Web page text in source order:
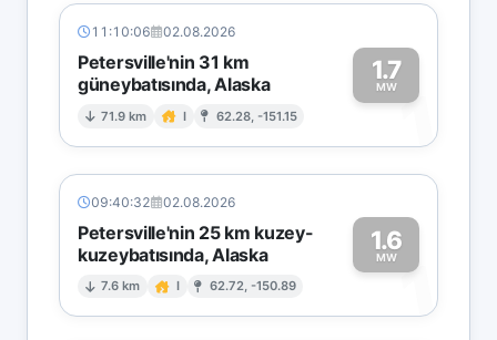
11:10:06 02.08.2026
Petersville'nin 31 km
güneybatısında, Alaska
71.9 km I 62.28, -151.15
1.7
MW1
09:40:32 02.08.2026
Petersville'nin 25 km kuzey-
kuzeybatısında, Alaska
7.6 km I 62.72, -150.89
1.6
MW1